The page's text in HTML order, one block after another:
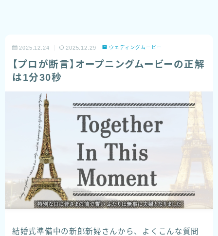
2025.12.24 2025.12.29 ウェディングムービー
【プロが断言】オープニングムービーの正解
は1分30秒
結婚式準備中の新郎新婦さんから、よくこんな質問